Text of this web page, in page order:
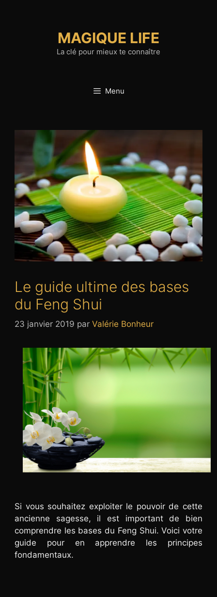
MAGIQUE LIFE
La clé pour mieux te connaître
Menu
Le guide ultime des bases
du Feng Shui
23 janvier 2019 par Valérie Bonheur
Si vous souhaitez exploiter le pouvoir de cette
ancienne sagesse, il est important de bien
comprendre les bases du Feng Shui. Voici votre
guide pour en apprendre les principes
fondamentaux.